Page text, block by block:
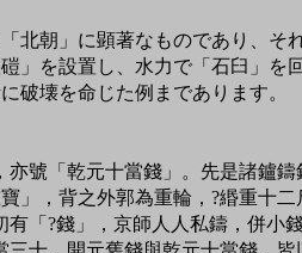
北朝」に顕著なものであり、そ
」を設置し、水力で「石臼」を
破壊を命じた例まであります。
號「乾元十當錢」。先是諸鑪
，背之外郭為重輪，?緡重十二
「?錢」，京師人人私鑄，併小